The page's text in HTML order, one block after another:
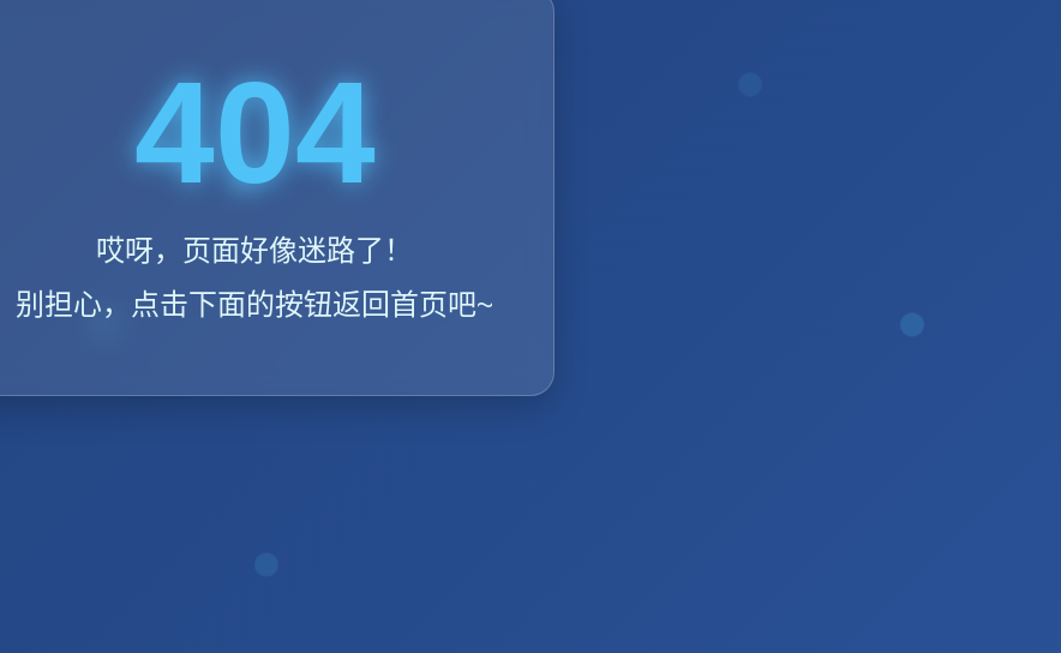
404
哎呀，页面好像迷路了！
别担心，点击下面的按钮返回首页吧~